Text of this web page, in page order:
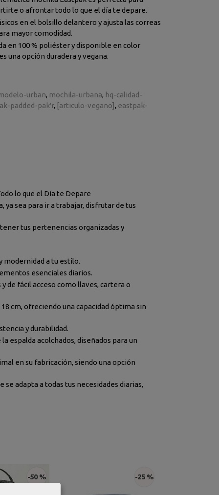
o afrontar todo lo que el día te depare.
en el bolsillo delantero y ajusta las correas
mayor comodidad.
en 100 % poliéster y disponible en color
una opción duradera y vegana.
urban mochila-urbana hq-calidad-
padded-pak'r [articulo-vegano] eastpak-
lo que el Día te Depare
sea para ir a trabajar, disfrutar de tus
tus pertenencias organizadas y
modernidad a tu estilo.
esenciales diarios.
de fácil acceso como llaves, cartera o
cm, ofreciendo una capacidad óptima sin
y durabilidad.
espalda acolchados, diseñados para un
en su fabricación, siendo una opción
se adapta a todas tus necesidades diarias,
-50 % -25 %